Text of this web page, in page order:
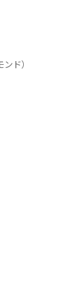
ド）